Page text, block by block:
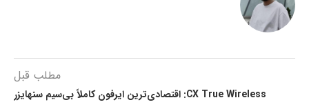
مطلب قبل
CX True Wireless: اقتصادی‌ترین ایرفون کاملاً بی‌سیم سنهایزر